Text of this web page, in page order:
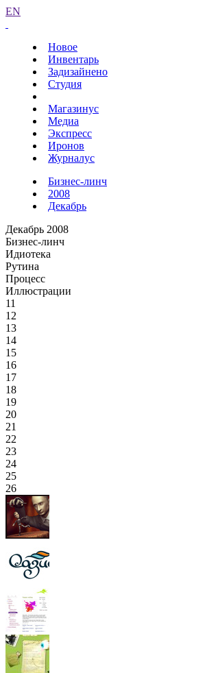
EN
Новое
Инвентарь
Задизайнено
Студия
Магазинус
Медиа
Экспресс
Иронов
Журналус
Бизнес-линч
2008
Декабрь
Декабрь 2008
Бизнес-линч
Идиотека
Рутина
Процесс
Иллюстрации
11
12
13
14
15
16
17
18
19
20
21
22
23
24
25
26